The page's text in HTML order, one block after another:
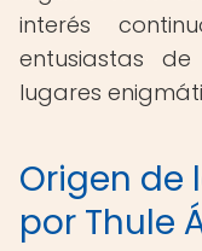
interés
entusiastas
lugares
Origen de
por Thule